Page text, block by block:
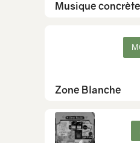
Musique
Zone Blanche